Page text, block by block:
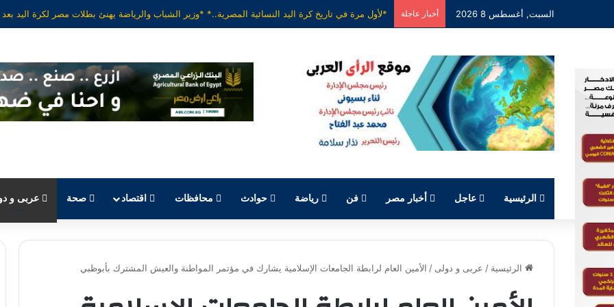
السبت, أغسطس 8 2026 أخبار عاجلة
الرئيسية عاجل أخبار مصر فن رياضة حوادث محافظات اقتصاد صحة عربى و
الرئيسية / عربى و دولى / الأمين العام لرابطة الجامعات الإسلامية يشارك في مؤتمر المواطنة والعيش المشترك بأبوظبي